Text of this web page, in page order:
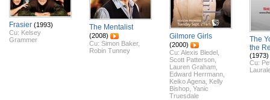
Frasier (1993)
Cu: Kelsey
Grammer
The Mentalist
(2008)
Cu: Simon Baker,
Robin Tunney
Gilmore Girls
(2000)
Cu: Alexis Bledel
Scott Patterson
Lauren Graham
Edward Herrmann
Keiko Agena Kelly
Bishop Yanic
Truesdale
The
the
(1973)
Cu: